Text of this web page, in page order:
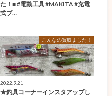
た！■ #電動工具 #MAKITA #充電
式ブ…
こんなの買取ました！
2022.9.21
★釣具コーナーインスタアップし